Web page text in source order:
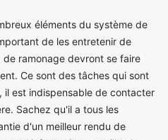
éléments du système de
de les entretenir de
ramonage devront se faire
Ce sont des tâches qui sont
est indispensable de contacter
Sachez qu'il a tous les
d'un meilleur rendu de